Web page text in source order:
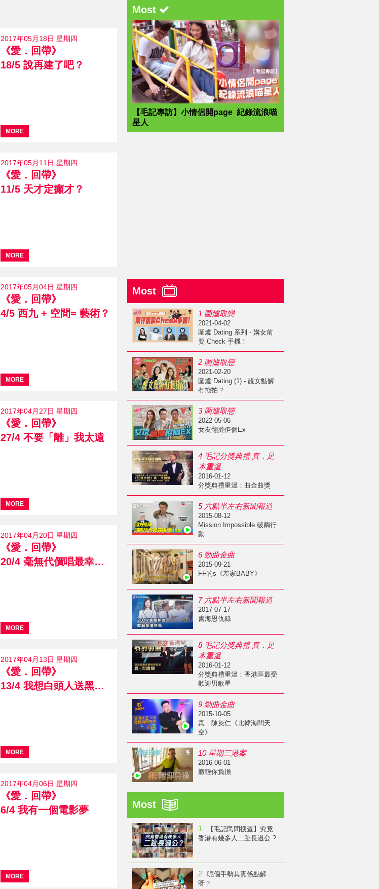
2017年05月18日 星期四
《愛．回帶》
18/5 說再建了吧？
MORE
2017年05月11日 星期四
《愛．回帶》
11/5 天才定癲才？
MORE
2017年05月04日 星期四
《愛．回帶》
4/5 西九 + 空間= 藝術？
MORE
2017年04月27日 星期四
《愛．回帶》
27/4 不要「離」我太遠
MORE
2017年04月20日 星期四
《愛．回帶》
20/4 毫無代價唱最幸福的歌
MORE
2017年04月13日 星期四
《愛．回帶》
13/4 我想白頭人送黑頭人
MORE
2017年04月06日 星期四
《愛．回帶》
6/4 我有一個電影夢
MORE
Most
【毛記專訪】小情侶開page 紀錄流浪喵
星人
Most
1 圍爐取戀
2021-04-02
圍爐 Dating 系列 - 媾女前
要 Check 手機！
2 圍爐取戀
2021-02-20
圍爐 Dating (1) - 靚女點解
冇拖拍？
3 圍爐取戀
2022-05-06
女友翻撻佢個Ex
4 毛記分獎典禮 真．足
本重溫
2016-01-12
分獎典禮重溫：曲金曲獎
5 六點半左右新聞報道
2015-08-12
Mission Impossible 破繭行
動
6 勁曲金曲
2015-09-21
FF的s《羞家BABY》
7 六點半左右新聞報道
2017-07-17
書海恩仇錄
8 毛記分獎典禮 真．足
本重溫
2016-01-12
分獎典禮重溫：香港區最受
歡迎男歌星
9 勁曲金曲
2015-10-05
真．陳奐仁《北韓海闊天
空》
10 星期三港案
2016-06-01
搬輕你負擔
Most
1
【毛記民間搜查】究竟
香港有幾多人二趾長過公 ?
2
呢個手勢其實係點解
呀？